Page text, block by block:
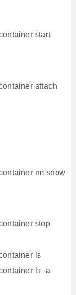
start
attach
rm snow
stop
ls
ls -a